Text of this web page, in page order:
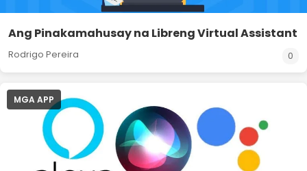
Ang Pinakamahusay na Libreng Virtual Assistant
Rodrigo Pereira 0
MGA APP